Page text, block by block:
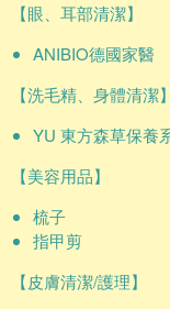
【眼、耳部清潔】
ANIBIO德國家醫
【洗毛精、身體清潔】
YU 東方森草保養
【美容用品】
梳子
指甲剪
【皮膚清潔/護理】